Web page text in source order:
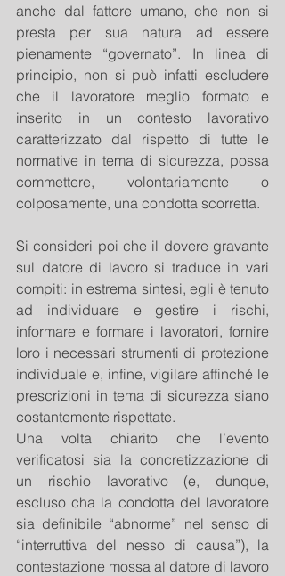
anche dal fattore umano, che non si
presta per sua natura ad essere
pienamente “governato”. In linea di
principio, non si può infatti escludere
che il lavoratore meglio formato e
inserito in un contesto lavorativo
caratterizzato dal rispetto di tutte le
normative in tema di sicurezza, possa
commettere, volontariamente o
colposamente, una condotta scorretta.
Si consideri poi che il dovere gravante
sul datore di lavoro si traduce in vari
compiti: in estrema sintesi, egli è tenuto
ad individuare e gestire i rischi,
informare e formare i lavoratori, fornire
loro i necessari strumenti di protezione
individuale e, infine, vigilare affinché le
prescrizioni in tema di sicurezza siano
costantemente rispettate.
Una volta chiarito che l’evento
verificatosi sia la concretizzazione di
un rischio lavorativo (e, dunque,
escluso cha la condotta del lavoratore
sia definibile “abnorme” nel senso di
“interruttiva del nesso di causa”), la
contestazione mossa al datore di lavoro